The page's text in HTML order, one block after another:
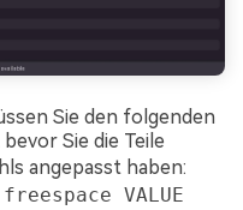
Sie den folgenden
Sie die Teile
angepasst haben:
VALUE